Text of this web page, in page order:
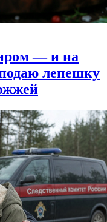
— и на
лепешку